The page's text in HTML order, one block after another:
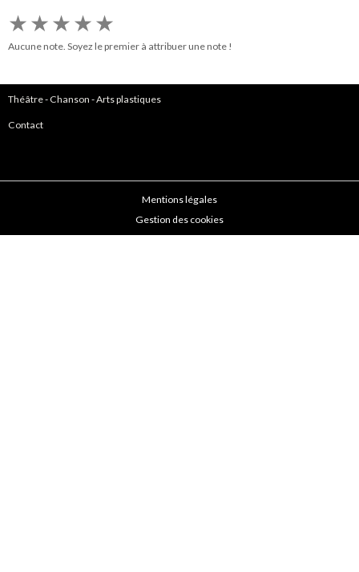
★★★★★
Aucune note. Soyez le premier à attribuer une note !
Théâtre-Chanson -Arts plastiques
Contact
Mentions légales
Gestion des cookies